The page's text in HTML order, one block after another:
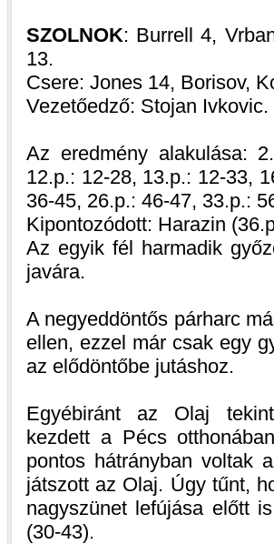
SZOLNOK: Burrell 4,
13.
Csere: Jones 14, Borisov,
Vezetőedző: Stojan
Az eredmény alakulása:
12.p.: 12-28, 13.p.: 12-33,
36-45, 26.p.: 46-47, 33.p.:
Kipontozódott: Harazin
Az egyik fél harmadik
javára.
A negyeddöntős párharc
ellen, ezzel már csak egy
az elődöntőbe jutáshoz.
Egyébiránt az Olaj
kezdett a Pécs
pontos hátrányban voltak
játszott az Olaj. Úgy tűnt,
nagyszünet lefújása előtt
(30-43).